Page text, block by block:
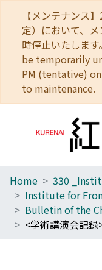
【メンテナンス
定）において、
時停止いたしま
be temporarily
PM (tentative)
to maintenance.
Home
Communities
Browse
Home